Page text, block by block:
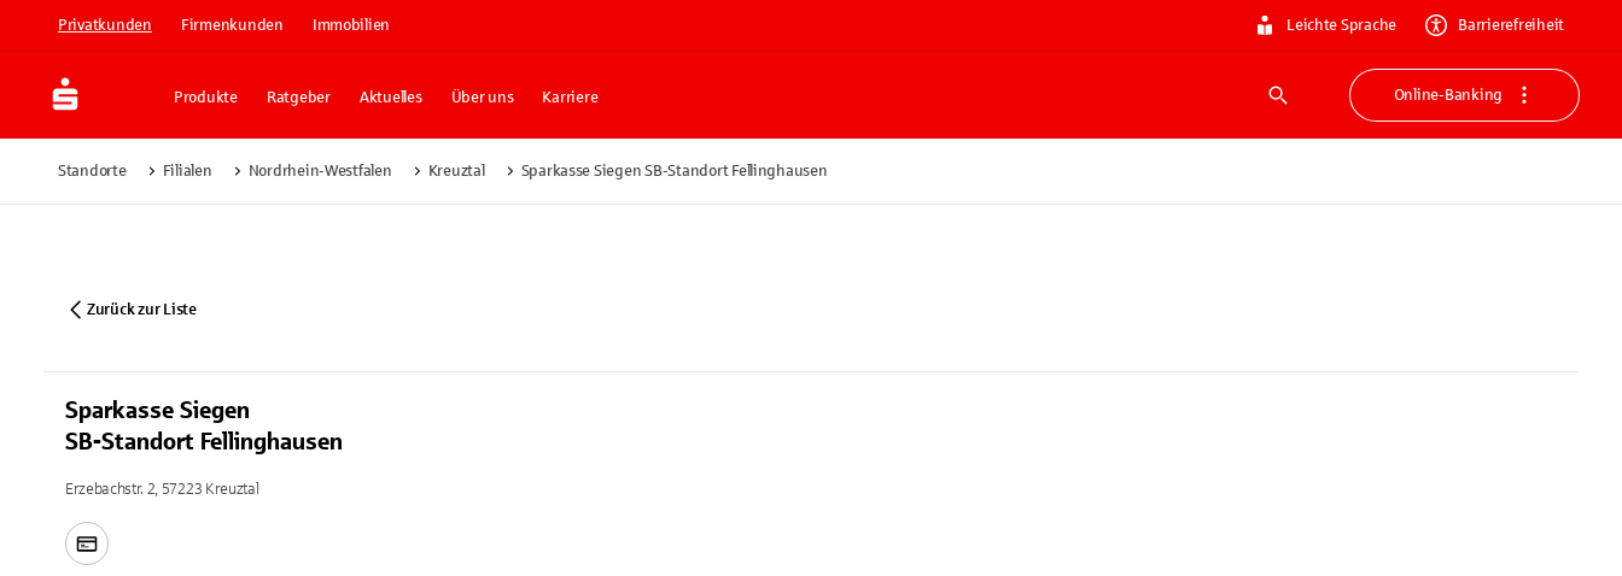
Privatkunden Firmenkunden Immobilien Leichte Sprache Barrierefreiheit
Produkte Ratgeber Aktuelles Über uns Karriere
Suche
Online-Banking
Standorte Filialen Nordrhein-Westfalen Kreuztal Sparkasse Siegen SB-Standort Fellinghausen
Zurück zur Liste
Sparkasse Siegen
SB-Standort Fellinghausen
Erzebachstr. 2, 57223 Kreuztal